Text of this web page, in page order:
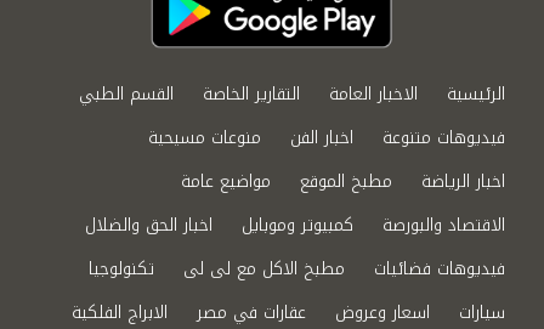
الرئيسية الاخبار العامة التقارير الخاصة
القسم الطبي
فيديوهات متنوعة
اخبار الفن
منوعات مسيحية
اخبار الرياضة
مطبخ الموقع
مواضيع عامة
الاقتصاد والبورصة
كمبيوتر وموبايل
اخبار الحق والضلال
فيديوهات فضائيات
مطبخ الاكل مع لى لى
تكنولوجيا
سيارات
اسعار وعروض عقارات في مصر الابراج الفلكية